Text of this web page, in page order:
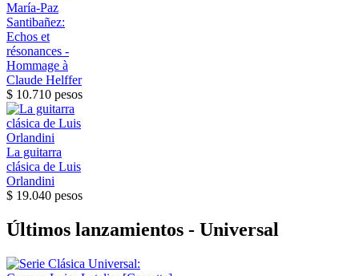
María-Paz
Santibañez:
Echos et
résonances -
Hommage à
Claude Helffer
$ 10.710 pesos
La guitarra
clásica de Luis
Orlandini
$ 19.040 pesos
Últimos lanzamientos - Universal